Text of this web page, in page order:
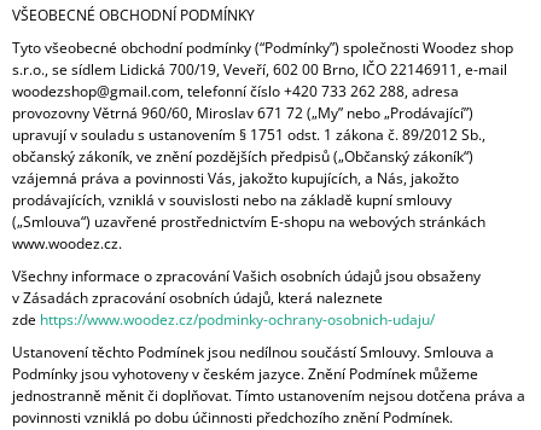
VŠEOBECNÉ OBCHODNÍ PODMÍNKY
Tyto všeobecné obchodní podmínky (“Podmínky”) společnosti Woodez shop
s.r.o., se sídlem Lidická 700/19, Veveří, 602 00 Brno, IČO 22146911, e-mail
woodezshop@gmail.com, telefonní číslo +420 733 262 288, adresa
provozovny Větrná 960/60, Miroslav 671 72 („My” nebo „Prodávající”)
upravují v souladu s ustanovením § 1751 odst. 1 zákona č. 89/2012 Sb.,
občanský zákoník, ve znění pozdějších předpisů („Občanský zákoník“)
vzájemná práva a povinnosti Vás, jakožto kupujících, a Nás, jakožto
prodávajících, vzniklá v souvislosti nebo na základě kupní smlouvy
(„Smlouva“) uzavřené prostřednictvím E-shopu na webových stránkách
www.woodez.cz.
Všechny informace o zpracování Vašich osobních údajů jsou obsaženy
v Zásadách zpracování osobních údajů, která naleznete
zde https://www.woodez.cz/podminky-ochrany-osobnich-udaju/
Ustanovení těchto Podmínek jsou nedílnou součástí Smlouvy. Smlouva a
Podmínky jsou vyhotoveny v českém jazyce. Znění Podmínek můžeme
jednostranně měnit či doplňovat. Tímto ustanovením nejsou dotčena práva a
povinnosti vzniklá po dobu účinnosti předchozího znění Podmínek.
U
J
E
T
E
N
A
J
Í
T
?